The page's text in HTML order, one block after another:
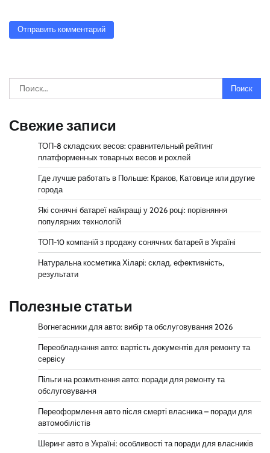
Найти:
Свежие записи
ТОП-8 складских весов: сравнительный рейтинг
платформенных товарных весов и рохлей
Где лучше работать в Польше: Краков, Катовице или другие
города
Які сонячні батареї найкращі у 2026 році: порівняння
популярних технологій
ТОП-10 компаній з продажу сонячних батарей в Україні
Натуральна косметика Хіларі: склад, ефективність,
результати
Полезные статьи
Вогнегасники для авто: вибір та обслуговування 2026
Переобладнання авто: вартість документів для ремонту та
сервісу
Пільги на розмитнення авто: поради для ремонту та
обслуговування
Переоформлення авто після смерті власника – поради для
автомобілістів
Шеринг авто в Україні: особливості та поради для власників